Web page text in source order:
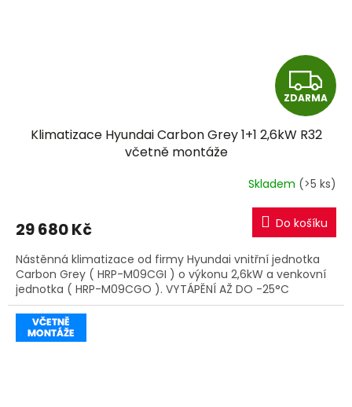
Z
D
A
R
M
A
ZDARMA
Klimatizace Hyundai Carbon Grey 1+1 2,6kW R32
včetně montáže
Skladem (>5 ks)
29 680 Kč Do košíku
Nástěnná klimatizace od firmy Hyundai vnitřní jednotka
Carbon Grey ( HRP-M09CGI ) o výkonu 2,6kW a venkovní
jednotka ( HRP-M09CGO ). VYTÁPĚNÍ AŽ DO -25°C